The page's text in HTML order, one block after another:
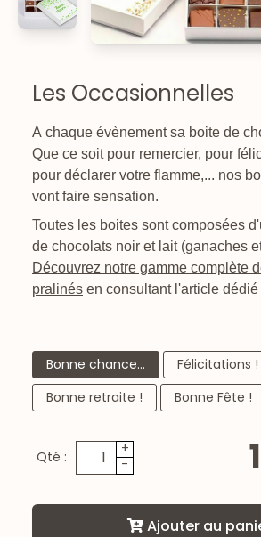
Les Occasionnelles
A chaque évènement sa boite de
Que ce soit pour remercier, pour
pour déclarer votre flamme,... nos
vont faire sensation.
Toutes les boites sont composées
de chocolats noir et lait (ganaches
Découvrez notre gamme complète
pralinés en consultant l'article
Bonne chance...
Félicitations !
Bonne retraite !
Bonne Fête !
Qté :
+
-
Ajouter au